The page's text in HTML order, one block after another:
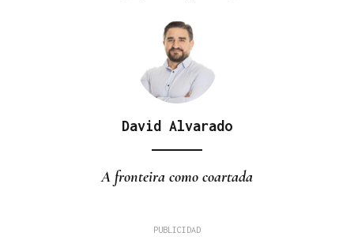
David Alvarado
A fronteira como coartada